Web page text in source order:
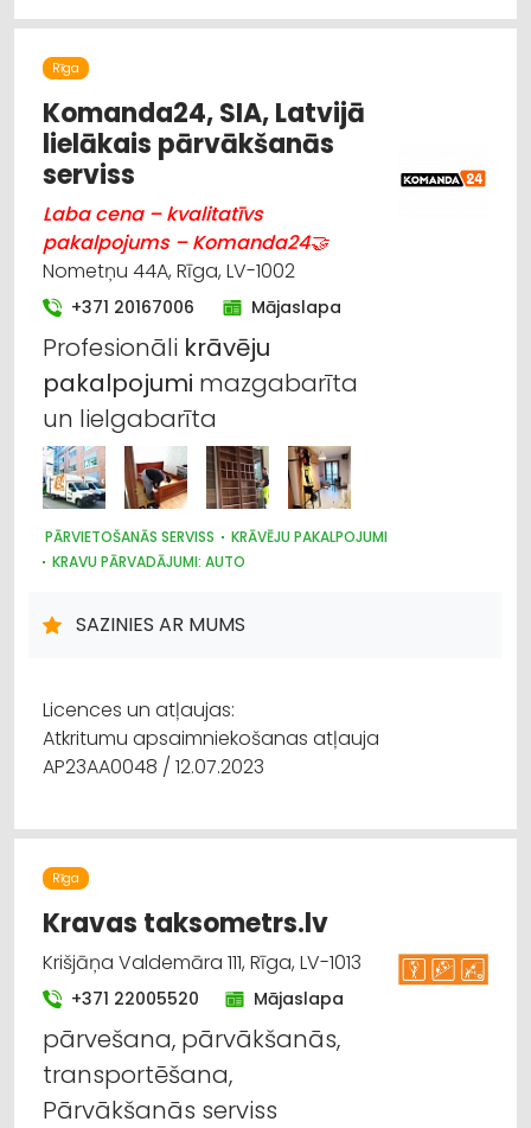
Rīga
Komanda24, SIA, Latvijā
lielākais pārvākšanās
serviss
Laba cena – kvalitatīvs
pakalpojums – Komanda24🤝
Nometņu 44A, Rīga, LV-1002
+371 20167006 Mājaslapa
Profesionāli krāvēju
pakalpojumi mazgabarīta
un lielgabarīta
PĀRVIETOŠANĀS SERVISS
KRĀVĒJU PAKALPOJUMI
KRAVU PĀRVADĀJUMI: AUTO
ATKRITUMU IZVEŠANA, KONTEINERU NOMA
IEPAKOJUMS, IESAIŅOŠANA
SAZINIES AR MUMS
Licences un atļaujas:
Atkritumu apsaimniekošanas atļauja
AP23AA0048 / 12.07.2023
Rīga
Kravas taksometrs.lv
Krišjāņa Valdemāra 111, Rīga, LV-1013
+371 22005520 Mājaslapa
pārvešana, pārvākšanās,
transportēšana,
Pārvākšanās serviss